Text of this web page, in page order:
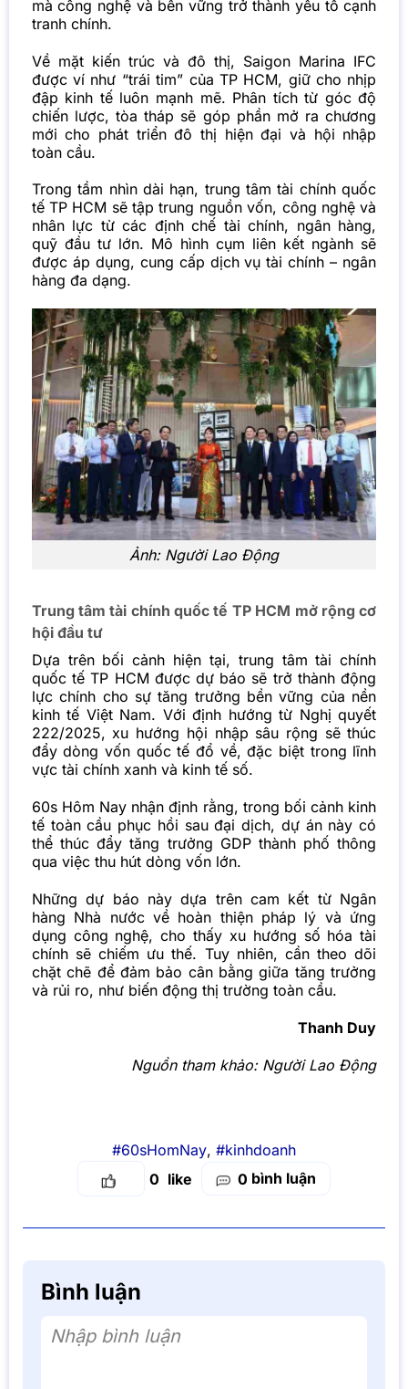
mà công nghệ và bền vững trở thành yếu tố cạnh
tranh chính.
Về mặt kiến trúc và đô thị, Saigon Marina IFC
được ví như “trái tim” của TP HCM, giữ cho nhịp
đập kinh tế luôn mạnh mẽ. Phân tích từ góc độ
chiến lược, tòa tháp sẽ góp phần mở ra chương
mới cho phát triển đô thị hiện đại và hội nhập
toàn cầu.
Trong tầm nhìn dài hạn, trung tâm tài chính quốc
tế TP HCM sẽ tập trung nguồn vốn, công nghệ và
nhân lực từ các định chế tài chính, ngân hàng,
quỹ đầu tư lớn. Mô hình cụm liên kết ngành sẽ
được áp dụng, cung cấp dịch vụ tài chính – ngân
hàng đa dạng.
Ảnh: Người Lao Động
Trung tâm tài chính quốc tế TP HCM mở rộng cơ
hội đầu tư
Dựa trên bối cảnh hiện tại, trung tâm tài chính
quốc tế TP HCM được dự báo sẽ trở thành động
lực chính cho sự tăng trưởng bền vững của nền
kinh tế Việt Nam. Với định hướng từ Nghị quyết
222/2025, xu hướng hội nhập sâu rộng sẽ thúc
đẩy dòng vốn quốc tế đổ về, đặc biệt trong lĩnh
vực tài chính xanh và kinh tế số.
60s Hôm Nay nhận định rằng, trong bối cảnh kinh
tế toàn cầu phục hồi sau đại dịch, dự án này có
thể thúc đẩy tăng trưởng GDP thành phố thông
qua việc thu hút dòng vốn lớn.
Những dự báo này dựa trên cam kết từ Ngân
hàng Nhà nước về hoàn thiện pháp lý và ứng
dụng công nghệ, cho thấy xu hướng số hóa tài
chính sẽ chiếm ưu thế. Tuy nhiên, cần theo dõi
chặt chẽ để đảm bảo cân bằng giữa tăng trưởng
và rủi ro, như biến động thị trường toàn cầu.
Thanh Duy
Nguồn tham khảo:Người Lao Động
#60sHomNay, #kinhdoanh
0
0 bình luận
Bình luận
Nhập bình luận